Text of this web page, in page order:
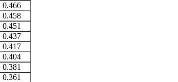
0.466
0.458
0.451
0.437
0.417
0.404
0.381
0.361